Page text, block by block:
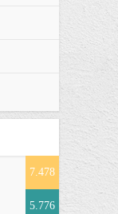
7.478
5.776